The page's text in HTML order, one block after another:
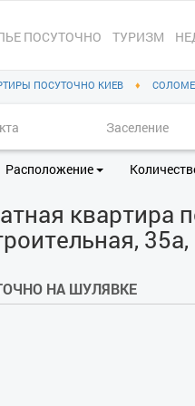
ПОСУТОЧНО ТУРИЗМ
ПОСУТОЧНО КИЕВ ♦
Расположение
квартира
35а,
НА ШУЛЯВКЕ